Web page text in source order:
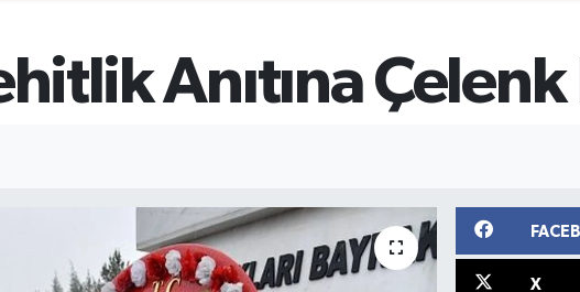
Anıtına Çelenk
X